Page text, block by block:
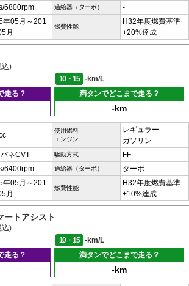
6800rpm 過給器（ターボ） -
年05月～201
月
燃費性能
H32年度燃費基準
+20%達成
込)
10・15
-km/L
走る？
満タンでどこまで走る？
-km
使用燃料
エンジン
レギュラー
ガソリン
ネCVT 駆動方式 FF
6400rpm 過給器（ターボ） ターボ
年05月～201
月
燃費性能
H32年度燃費基準
+10%達成
ートアシスト
込)
10・15
-km/L
走る？
満タンでどこまで走る？
-km